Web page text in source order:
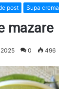
post Supa crema
mazare
0 496